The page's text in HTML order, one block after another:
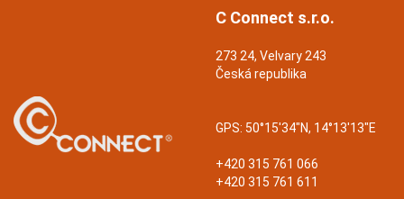
C Connect s.r.o.
273 24, Velvary 243
Česká republika
GPS: 50°15'34"N, 14°13'13"E
+420 315 761 066
+420 315 761 611